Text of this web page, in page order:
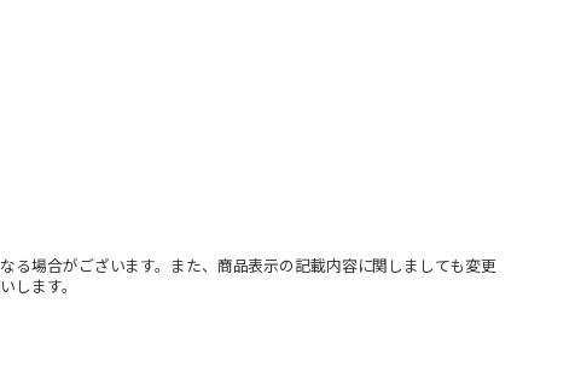
場合がございます。また、商品表示の記載内容に関しましても変更
します。